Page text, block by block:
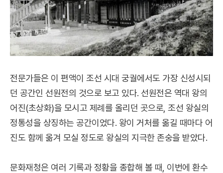
전문가들은 이 편액이 조선 시대 궁궐에서도 가장 신성시되
던 공간인 선원전의 것으로 보고 있다. 선원전은 역대 왕의
어진(초상화)을 모시고 제례를 올리던 곳으로, 조선 왕실의
정통성을 상징하는 공간이었다. 왕이 거처를 옮길 때마다 어
진도 함께 옮겨 모실 정도로 왕실의 지극한 존숭을 받았다.
문화재청은 여러 기록과 정황을 종합해 볼 때, 이번에 환수